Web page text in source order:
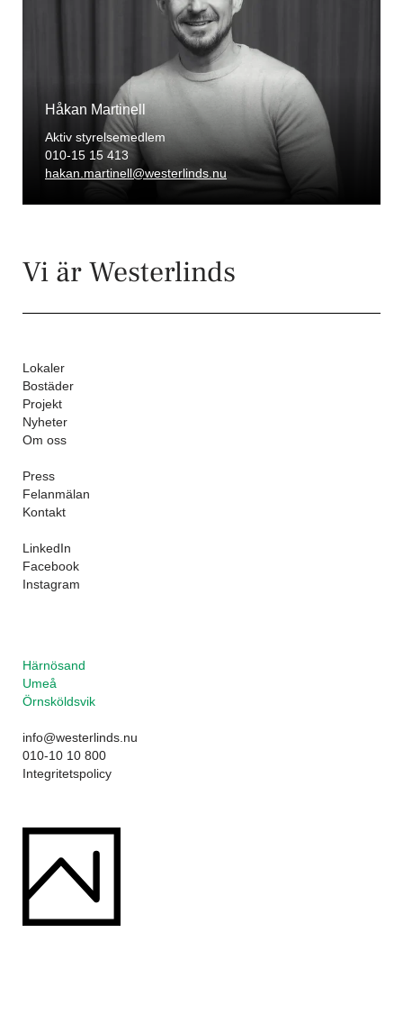
Håkan Martinell
Aktiv styrelsemedlem
010-15 15 413
hakan.martinell@westerlinds.nu
Vi är Westerlinds
Lokaler
Bostäder
Projekt
Nyheter
Om oss
Press
Felanmälan
Kontakt
LinkedIn
Facebook
Instagram
Härnösand
Umeå
Örnsköldsvik
info@westerlinds.nu
010-10 10 800
Integritetspolicy